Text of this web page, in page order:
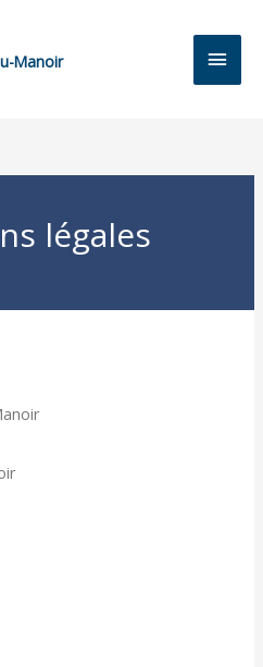
Manoir
légales